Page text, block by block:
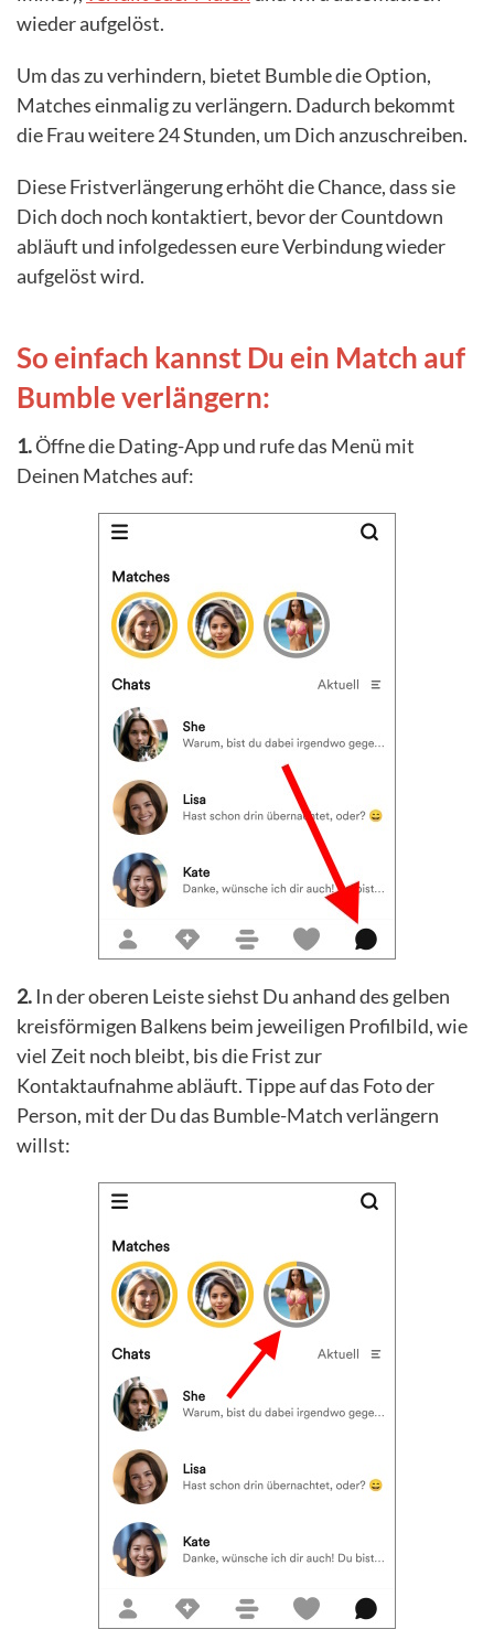
wieder aufgelöst.
Um das zu verhindern, bietet Bumble die Option,
Matches einmalig zu verlängern. Dadurch bekommt
die Frau weitere 24 Stunden, um Dich anzuschreiben.
Diese Fristverlängerung erhöht die Chance, dass sie
Dich doch noch kontaktiert, bevor der Countdown
abläuft und infolgedessen eure Verbindung wieder
aufgelöst wird.
So einfach kannst Du ein Match auf
Bumble verlängern:
1.Öffne die Dating-App und rufe das Menü mit
Deinen Matches auf:
2. In der oberen Leiste siehst Du anhand des gelben
kreisförmigen Balkens beim jeweiligen Profilbild, wie
viel Zeit noch bleibt, bis die Frist zur
Kontaktaufnahme abläuft. Tippe auf das Foto der
Person, mit der Du das Bumble-Match verlängern
willst: